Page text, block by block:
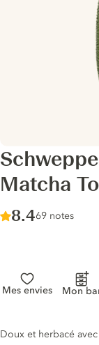
Matcha
Score :
8.4/ 10
69 notes
Mes envies Mon
Description du tonic
Doux et herbacé